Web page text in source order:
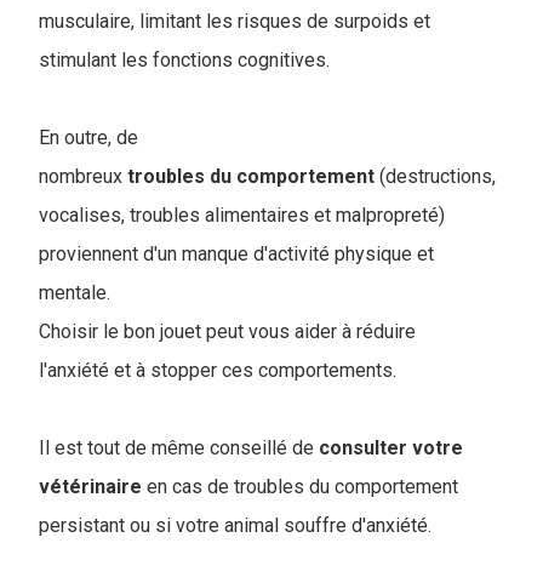
musculaire, limitant les risques de surpoids et
stimulant les fonctions cognitives.
En outre, de
nombreux troubles du comportement (destructions,
vocalises, troubles alimentaires et malpropreté)
proviennent d'un manque d'activité physique et
mentale.
Choisir le bon jouet peut vous aider à réduire
l'anxiété et à stopper ces comportements.
Il est tout de même conseillé de consulter votre
vétérinaire en cas de troubles du comportement
persistant ou si votre animal souffre d'anxiété.